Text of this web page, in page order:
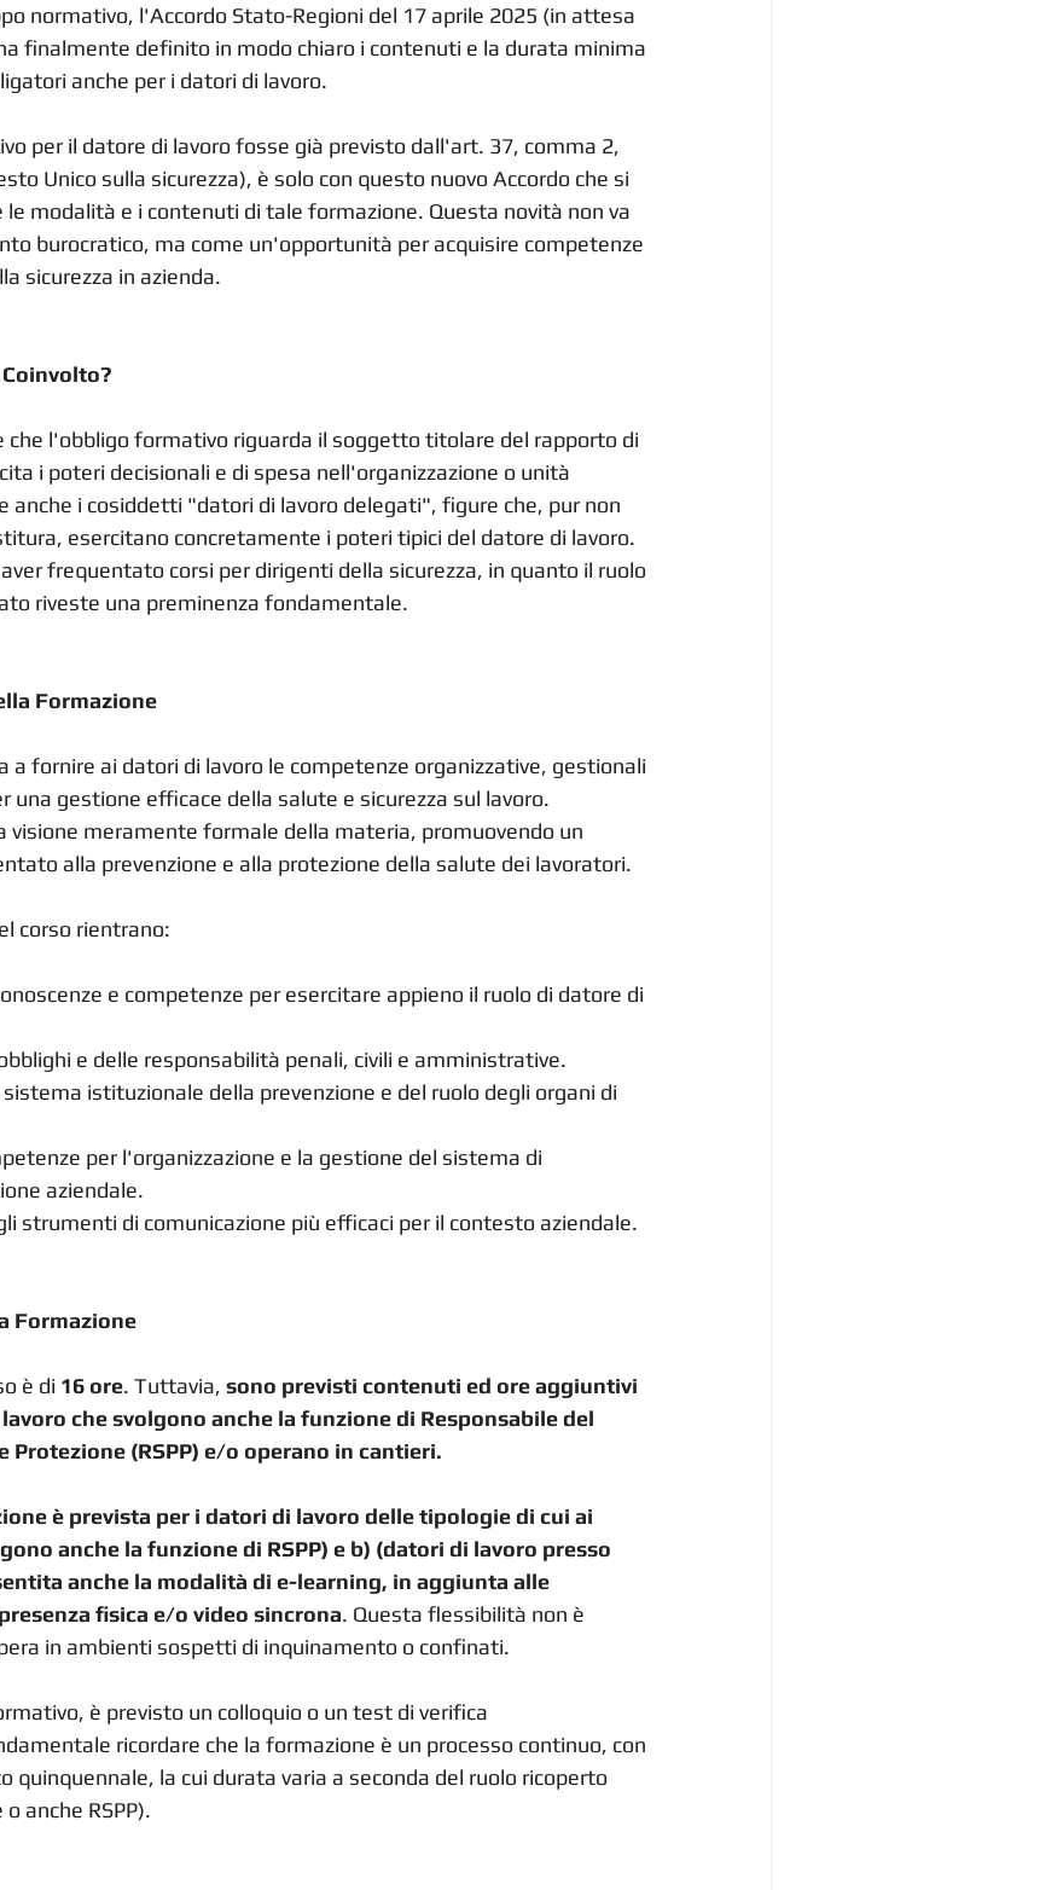
normativo, l'Accordo Stato-Regioni del 17 aprile 2025 (in attesa
finalmente definito in modo chiaro i contenuti e la durata minima
anche per i datori di lavoro.
per il datore di lavoro fosse già previsto dall'art. 37, comma 2,
Unico sulla sicurezza), è solo con questo nuovo Accordo che si
modalità e i contenuti di tale formazione. Questa novità non va
burocratico, ma come un'opportunità per acquisire competenze
sicurezza in azienda.
l'obbligo formativo riguarda il soggetto titolare del rapporto di
i poteri decisionali e di spesa nell'organizzazione o unità
anche i cosiddetti "datori di lavoro delegati", figure che, pur non
esercitano concretamente i poteri tipici del datore di lavoro.
frequentato corsi per dirigenti della sicurezza, in quanto il ruolo
riveste una preminenza fondamentale.
Formazione
a fornire ai datori di lavoro le competenze organizzative, gestionali
una gestione efficace della salute e sicurezza sul lavoro.
visione meramente formale della materia, promuovendo un
alla prevenzione e alla protezione della salute dei lavoratori.
corso rientrano:
e competenze per esercitare appieno il ruolo di datore di
e delle responsabilità penali, civili e amministrative.
istituzionale della prevenzione e del ruolo degli organi di
per l'organizzazione e la gestione del sistema di
aziendale.
strumenti di comunicazione più efficaci per il contesto aziendale.
Formazione
è di 16 ore. Tuttavia, sono previsti contenuti ed ore aggiuntivi
che svolgono anche la funzione di Responsabile del
Protezione (RSPP) e/o operano in cantieri.
è prevista per i datori di lavoro delle tipologie di cui ai
anche la funzione di RSPP) e b) (datori di lavoro presso
anche la modalità di e-learning, in aggiunta alle
fisica e/o video sincrona. Questa flessibilità non è
in ambienti sospetti di inquinamento o confinati.
è previsto un colloquio o un test di verifica
ricordare che la formazione è un processo continuo, con
quinquennale, la cui durata varia a seconda del ruolo ricoperto
anche RSPP).